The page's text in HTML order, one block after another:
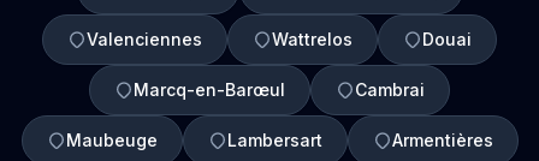
Valenciennes Wattrelos Douai
Marcq-en-Barœul Cambrai
Maubeuge Lambersart Armentières